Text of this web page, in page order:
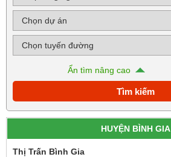
Ẩn tìm nâng cao
HUYỆN BÌNH GIA
Thị Trấn Bình Gia